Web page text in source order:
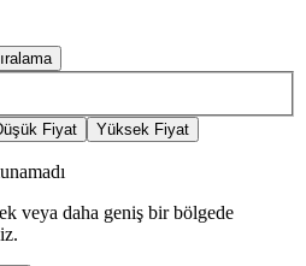
Fiyat Yüksek Fiyat
veya daha geniş bir bölgede